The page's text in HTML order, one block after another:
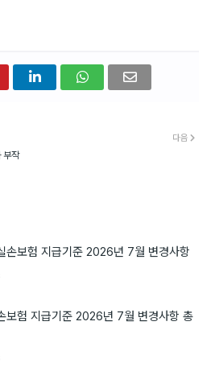
다음
부작
손보험 지급기준 2026년 7월 변경사항
보험 지급기준 2026년 7월 변경사항 총